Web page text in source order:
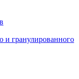
и гранулированного